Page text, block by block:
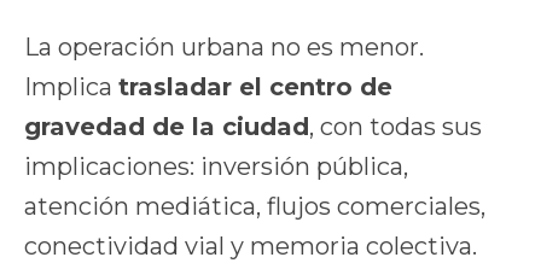
La operación urbana no es menor.
Implica trasladar el centro de
gravedad de la ciudad, con todas sus
implicaciones: inversión pública,
atención mediática, flujos comerciales,
conectividad vial y memoria colectiva.